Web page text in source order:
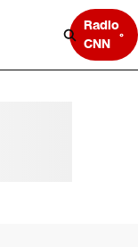
Radio
CNN